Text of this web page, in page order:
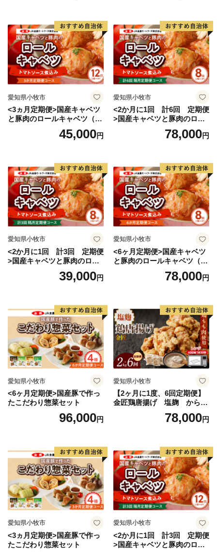
愛知県小牧市
<3ヵ月定期便>国産キャベツ
と豚肉のロールキャベツ（6P
45,000円
愛知県小牧市
<2か月に1回 計6回 定期便
>国産キャベツと豚肉のロー
ルキャベツ（4P入り）
78,000円
愛知県小牧市
<2か月に1回 計3回 定期便
>国産キャベツと豚肉のロー
ルキャベツ（4P入り）
39,000円
愛知県小牧市
<6ヶ月定期便>国産キャベツ
と豚肉のロールキャベツ（4P
78,000円
愛知県小牧市
<6ヶ月定期便>国産豚で作っ
たこだわり惣菜セット
96,000円
愛知県小牧市
【2ヶ月に1度、6回定期便】
金匠鶏唐揚げ 塩麹 からあ
78,000円
愛知県小牧市
<3ヵ月定期便>国産豚で作っ
たこだわり惣菜セット
愛知県小牧市
<2か月に1回 計3回 定期便
>国産キャベツと豚肉のロー